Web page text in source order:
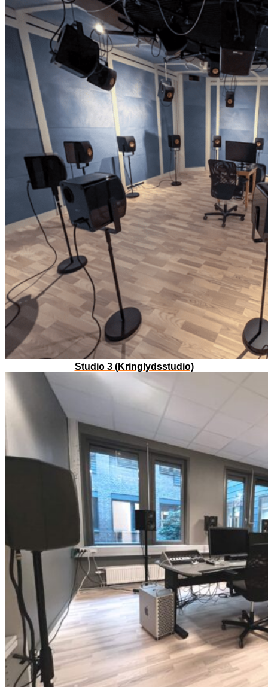
Studio 3 (Kringlydsstudio)